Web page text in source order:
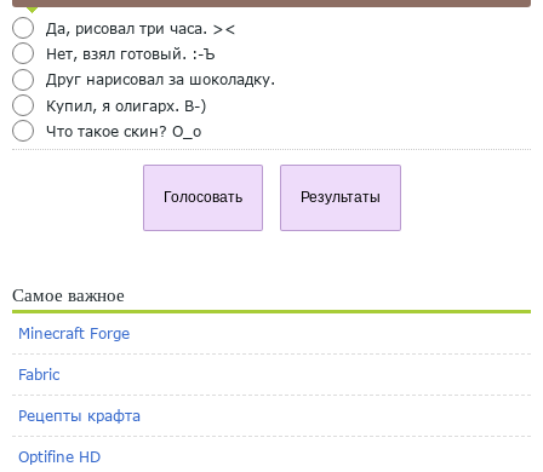
Да, рисовал три часа. ><
Нет, взял готовый. :-Ъ
Друг нарисовал за шоколадку.
Купил, я олигарх. B-)
Что такое скин? O_o
Голосовать Результаты
Самое важное
Minecraft Forge
Fabric
Рецепты крафта
Optifine HD